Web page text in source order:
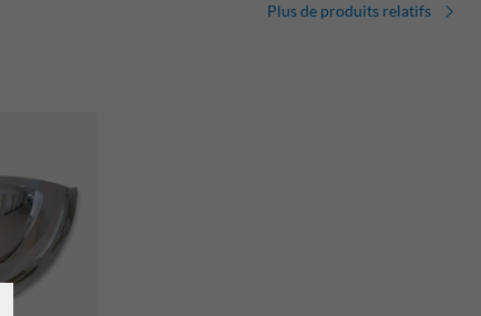
Plus de produits relatifs